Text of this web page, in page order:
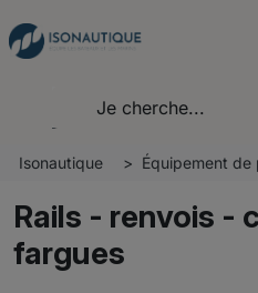
Isonautique Équipement de
Rails - renvois -
fargues